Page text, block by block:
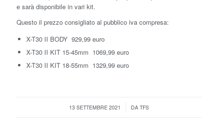
e sarà disponibile in vari kit.
Questo il prezzo consigliato al pubblico iva compresa:
X-T30 II BODY 929,99 euro
X-T30 II KIT 15-45mm 1069,99 euro
X-T30 II KIT 18-55mm 1329,99 euro
13 SETTEMBRE 2021
/ DA TFS